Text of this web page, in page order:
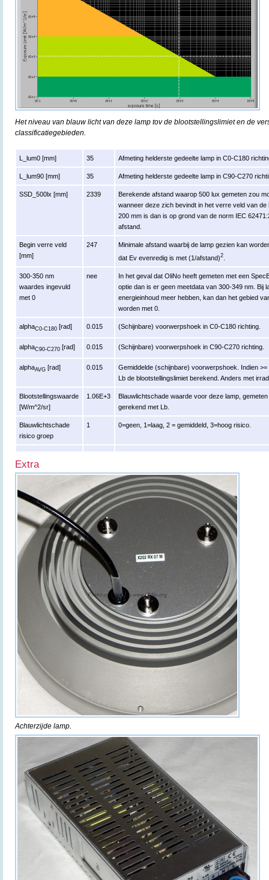
Het niveau van blauw licht van deze lamp tov de blootstellingslimiet en de
classificatiegebieden.
L_lum0 [mm] 35 Afmeting helderste gedeelte lamp in C0-C180
L_lum90 [mm] 35 Afmeting helderste gedeelte lamp in C90-C270
SSD_500lx [mm] 2339
Berekende afstand waarop 500 lux gemeten zou
wanneer deze zich bevindt in het verre veld van de
200 mm is dan is op grond van de norm IEC
afstand.
Begin verre veld
[mm]
247
Minimale afstand waarbij de lamp gezien kan
dat Ev evenredig is met (1/afstand)2
300-350 nm
waardes ingevuld
met 0
nee
In het geval dat OliNo heeft gemeten met een
optie dan is er geen meetdata van 300-349 nm. Bij
energieinhoud meer hebben, kan dan het gebied
worden met 0.
alphaC0-C180 [rad] 0.015 (Schijnbare) voorwerpshoek in C0-C180 richting.
alphaC90-C270 [rad] 0.015 (Schijnbare) voorwerpshoek in C90-C270 richting.
alphaAVG [rad] 0.015
Gemiddelde (schijnbare) voorwerpshoek. Indien
Lb de blootstellingslimiet berekend. Anders met
Blootstellingswaarde
[W/m^2/sr]
1.06E+3
Blauwlichtschade waarde voor deze lamp,
gerekend met Lb.
Blauwlichtschade
risico groep
1 0=geen, 1=laag, 2 = gemiddeld, 3=hoog risico.
Extra
Achterzijde lamp.